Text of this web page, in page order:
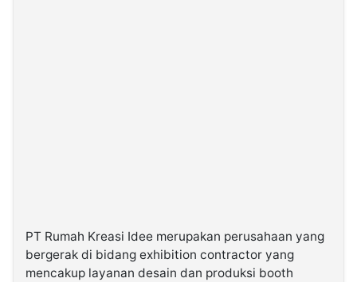
PT Rumah Kreasi Idee merupakan perusahaan yang
bergerak di bidang exhibition contractor yang
mencakup layanan desain dan produksi booth